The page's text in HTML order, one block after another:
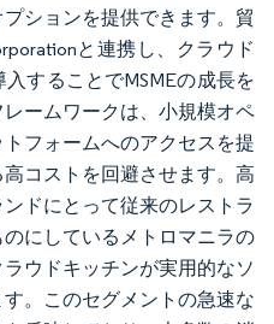
ションを提供できます。貿
と連携し、クラウド
することでMSMEの成長を
ームワークは、小規模オペ
フォームへのアクセスを提
コストを回避させます。高
ドにとって従来のレストラ
にしているメトロマニラの
ウドキッチンが実用的なソ
。このセグメントの急速な